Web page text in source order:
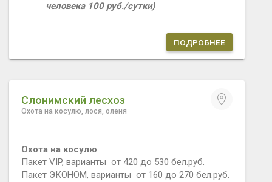
человека 100 руб./сутки)
ПОДРОБНЕЕ
Слонимский лесхоз
Охота на косулю, лося, оленя
Охота на косулю
Пакет VIP, варианты от 420 до 530 бел.руб.
Пакет ЭКОНОМ, варианты от 160 до 270 бел.руб.